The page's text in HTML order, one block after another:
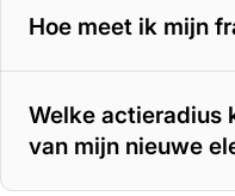
Hoe meet ik mijn
Welke actieradius
van mijn nieuwe